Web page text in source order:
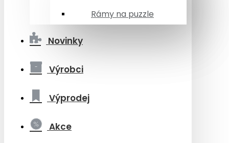
Rámy na puzzle
Novinky
Výrobci
Výprodej
Akce